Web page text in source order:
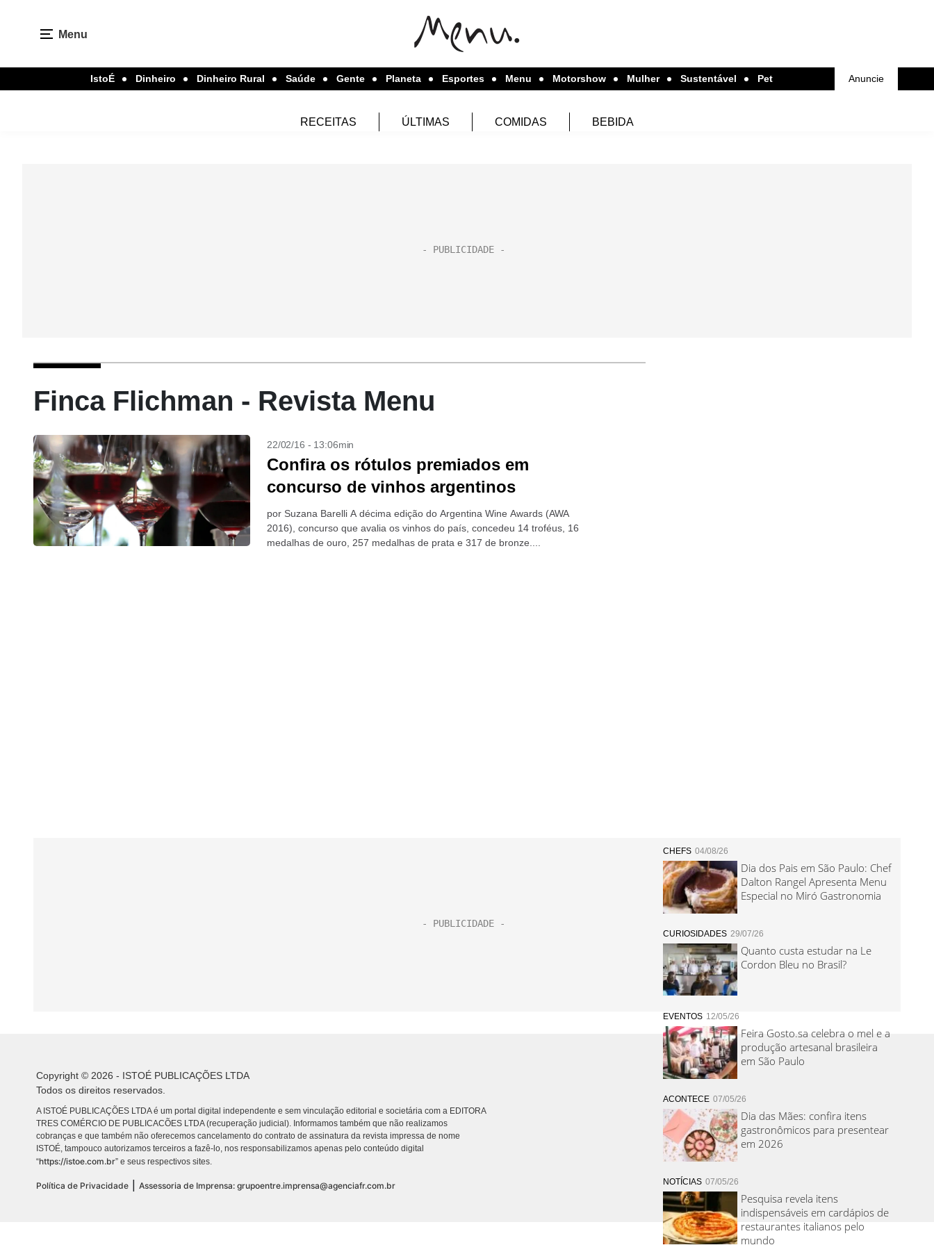
Menu
IstoÉ Dinheiro Dinheiro Rural Saúde Gente Planeta Esportes Menu Motorshow Mulher Sustentável Pet Anuncie
RECEITAS ÚLTIMAS COMIDAS BEBIDA
Finca Flichman - Revista Menu
22/02/16 - 13:06min
Confira os rótulos premiados em
concurso de vinhos argentinos
por Suzana Barelli A décima edição do Argentina Wine Awards (AWA
2016), concurso que avalia os vinhos do país, concedeu 14 troféus, 16
medalhas de ouro, 257 medalhas de prata e 317 de bronze....
CHEFS 04/08/26
Dia dos Pais em São Paulo: Chef
Dalton Rangel Apresenta Menu
Especial no Miró Gastronomia
CURIOSIDADES 29/07/26
Quanto custa estudar na Le
Cordon Bleu no Brasil?
EVENTOS 12/05/26
Feira Gosto.sa celebra o mel e a
produção artesanal brasileira
em São Paulo
ACONTECE 07/05/26
Dia das Mães: confira itens
gastronômicos para presentear
em 2026
NOTÍCIAS 07/05/26
Pesquisa revela itens
indispensáveis em cardápios de
restaurantes italianos pelo
mundo
Copyright © 2026 - ISTOÉ PUBLICAÇÕES LTDA
Todos os direitos reservados.
A ISTOÉ PUBLICAÇÕES LTDA é um portal digital independente e sem vinculação editorial e societária com a EDITORA
TRES COMÉRCIO DE PUBLICACÕES LTDA (recuperação judicial). Informamos também que não realizamos
cobranças e que também não oferecemos cancelamento do contrato de assinatura da revista impressa de nome
ISTOÉ, tampouco autorizamos terceiros a fazê-lo, nos responsabilizamos apenas pelo conteúdo digital
“https://istoe.com.br” e seus respectivos sites.
Política de Privacidade Assessoria de Imprensa: grupoentre.imprensa@agenciafr.com.br